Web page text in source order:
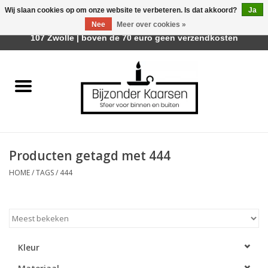
Räder Design Stories
Geurkaarsen
Producten getagd met 444
HOME/TAGS/ 444
Kleur
Wij slaan cookies op om onze website te verbeteren. Is dat akkoord?
Ja
Nee
Meer over cookies »
Afhalen is mogelijk bij Trotz Woon & Cadeau | Belvederelaan
107 Zwolle | boven de 70 euro geen verzendkosten